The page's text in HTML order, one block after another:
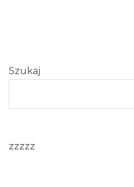
Szukaj
zzzzz